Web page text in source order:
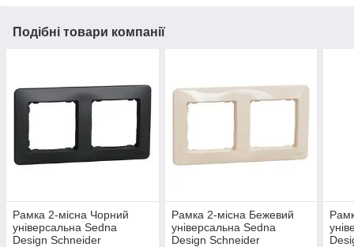
Подібні товари компанії
Рамка 2-місна Чорний
універсальна Sedna
Design Schneider
Рамка 2-місна Бежевий
універсальна Sedna
Design Schneider